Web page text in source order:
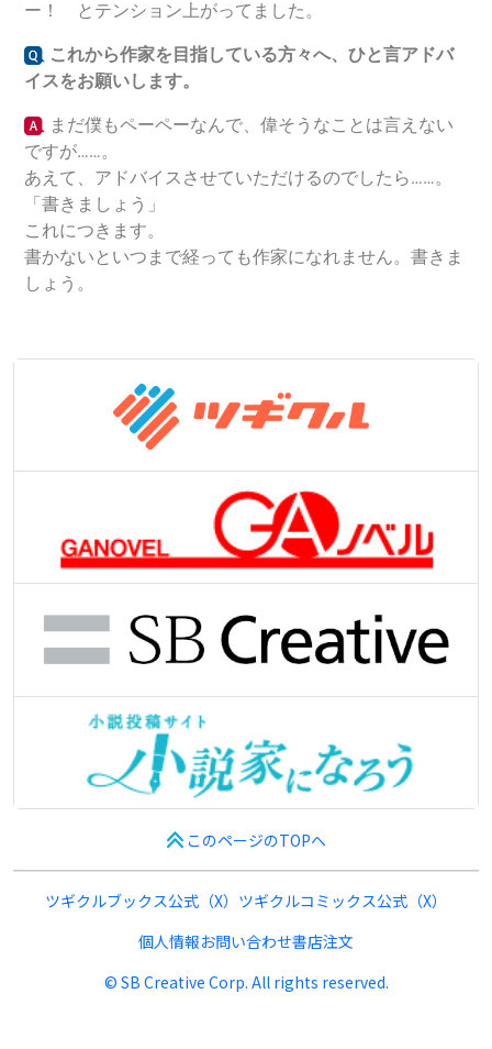
ー！ とテンション上がってました。
これから作家を目指している方々へ、ひと言アドバ
イスをお願いします。
まだ僕もペーペーなんで、偉そうなことは言えない
ですが……。
あえて、アドバイスさせていただけるのでしたら……。
「書きましょう」
これにつきます。
書かないといつまで経っても作家になれません。書きま
しょう。
このページのTOPへ
ツギクルブックス公式（X） ツギクルコミックス公式（X）
個人情報お問い合わせ書店注文
© SB Creative Corp. All rights reserved.